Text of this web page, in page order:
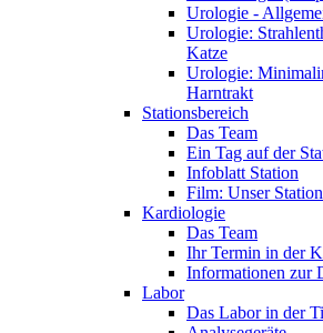
Urologie -
Urologie:
Katze
Urologie:
Harntrakt
Stationsbereich
Das Team
Ein Tag auf der
Infoblatt Station
Film: Unser
Kardiologie
Das Team
Ihr Termin in der
Informationen zur
Labor
Das Labor in der